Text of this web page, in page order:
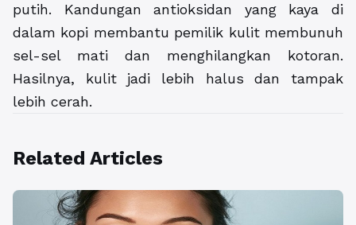
putih. Kandungan antioksidan yang kaya di
dalam kopi membantu pemilik kulit membunuh
sel-sel mati dan menghilangkan kotoran.
Hasilnya, kulit jadi lebih halus dan tampak
lebih cerah.
Related Articles